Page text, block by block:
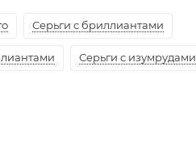
Серьги с бриллиантами
Серьги с изумрудами